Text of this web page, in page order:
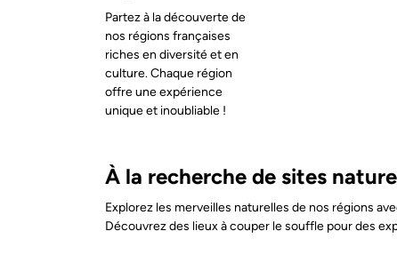
Partez à la découverte de
nos régions françaises
riches en diversité et en
culture. Chaque région
offre une expérience
unique et inoubliable !
À la recherche de sites
Explorez les merveilles naturelles de nos régions
Découvrez des lieux à couper le souffle pour des